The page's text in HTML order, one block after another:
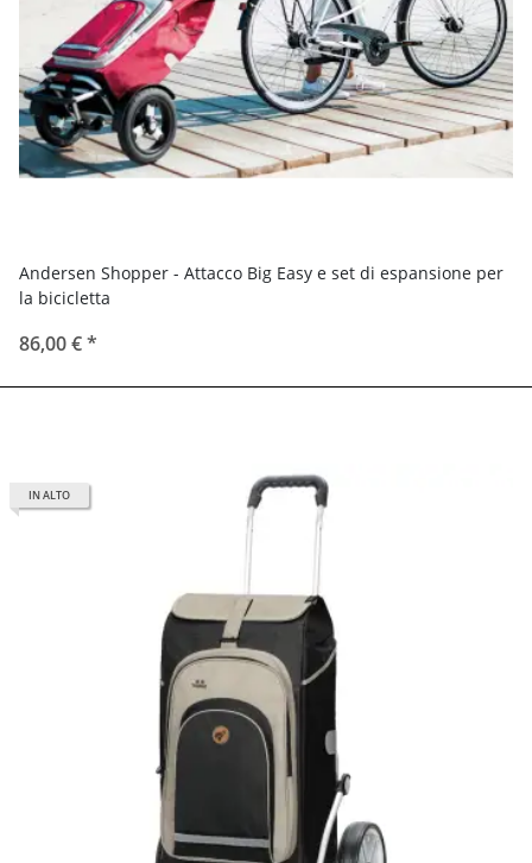
Andersen Shopper - Attacco Big Easy e set di espansione per
la bicicletta
86,00 €*
IN ALTO